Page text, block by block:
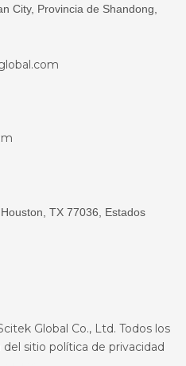
City, Provincia de Shandong,
TX 77036, Estados
Global Co., Ltd. Todos los
del sitio política de privacidad